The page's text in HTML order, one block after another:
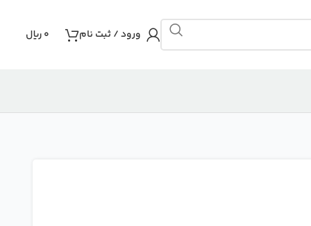
ورود / ثبت نام 0ریال